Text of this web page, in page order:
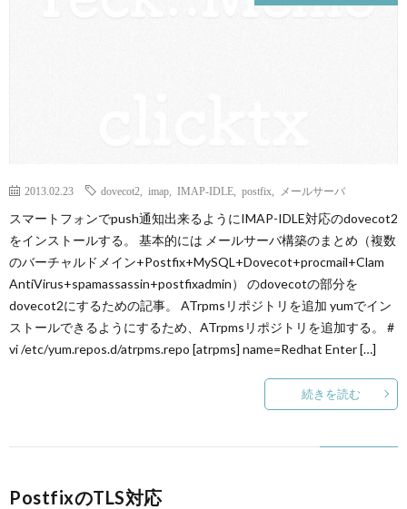
2013.02.23 dovecot2 imap IMAP-IDLE postfix メールサーバ
スマートフォンでpush通知出来るようにIMAP-IDLE対応のdovecot2
をインストールする。 基本的には メールサーバ構築のまとめ（複数
のバーチャルドメイン+Postfix+MySQL+Dovecot+procmail+Clam
AntiVirus+spamassassin+postfixadmin） のdovecotの部分を
dovecot2にするための記事。 ATrpmsリポジトリを追加 yumでイン
ストールできるようにするため、ATrpmsリポジトリを追加する。 #
vi /etc/yum.repos.d/atrpms.repo [atrpms] name=Redhat Enter […]
続きを読む
PostfixのTLS対応